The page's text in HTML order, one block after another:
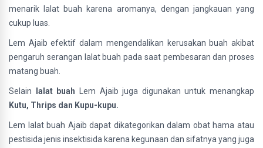
menarik lalat buah karena aromanya, dengan jangkauan yang
cukup luas.
Lem Ajaib efektif dalam mengendalikan kerusakan buah akibat
pengaruh serangan lalat buah pada saat pembesaran dan proses
matang buah.
Selain lalat buah Lem Ajaib juga digunakan untuk menangkap
Kutu, Thrips dan Kupu-kupu.
Lem lalat buah Ajaib dapat dikategorikan dalam obat hama atau
pestisida jenis insektisida karena kegunaan dan sifatnya yang juga